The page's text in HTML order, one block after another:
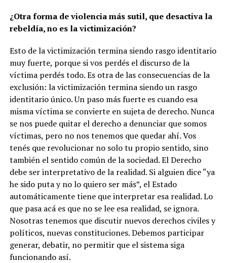
¿Otra forma de violencia más sutil, que desactiva la
rebeldía, no es la victimización?
Esto de la victimización termina siendo rasgo identitario
muy fuerte, porque si vos perdés el discurso de la
víctima perdés todo. Es otra de las consecuencias de la
exclusión: la victimización termina siendo un rasgo
identitario único. Un paso más fuerte es cuando esa
misma víctima se convierte en sujeta de derecho. Nunca
se nos puede quitar el derecho a denunciar que somos
víctimas, pero no nos tenemos que quedar ahí. Vos
tenés que revolucionar no solo tu propio sentido, sino
también el sentido común de la sociedad. El Derecho
debe ser interpretativo de la realidad. Si alguien dice “ya
he sido puta y no lo quiero ser más”, el Estado
automáticamente tiene que interpretar esa realidad. Lo
que pasa acá es que no se lee esa realidad, se ignora.
Nosotras tenemos que discutir nuevos derechos civiles y
políticos, nuevas constituciones. Debemos participar
generar, debatir, no permitir que el sistema siga
funcionando así.